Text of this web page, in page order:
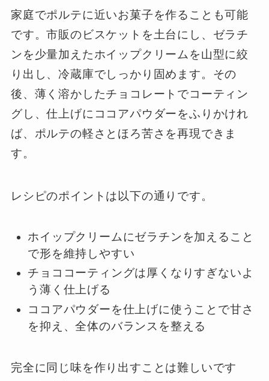
家庭でポルテに近いお菓子を作ることも可能
です。市販のビスケットを土台にし、ゼラチ
ンを少量加えたホイップクリームを山型に絞
り出し、冷蔵庫でしっかり固めます。その
後、薄く溶かしたチョコレートでコーティン
グし、仕上げにココアパウダーをふりかけれ
ば、ポルテの軽さとほろ苦さを再現できま
す。
レシピのポイントは以下の通りです。
ホイップクリームにゼラチンを加えること
で形を維持しやすい
チョココーティングは厚くなりすぎないよ
う薄く仕上げる
ココアパウダーを仕上げに使うことで甘さ
を抑え、全体のバランスを整える
完全に同じ味を作り出すことは難しいです